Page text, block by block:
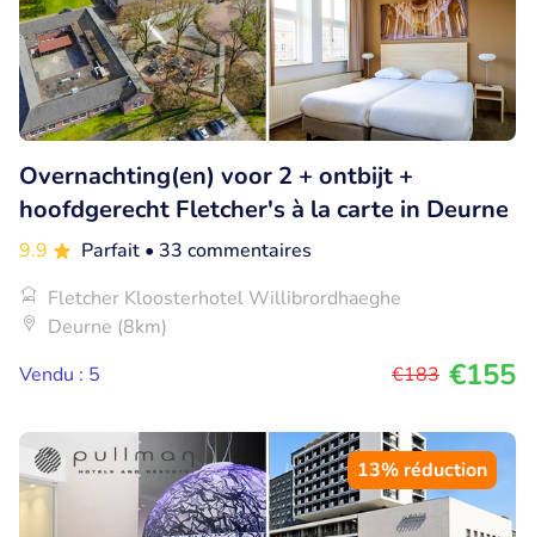
Overnachting(en) voor 2 + ontbijt +
hoofdgerecht Fletcher's à la carte in Deurne
9.9 Parfait • 33 commentaires
Fletcher Kloosterhotel Willibrordhaeghe
Deurne (8km)
Vendu : 5
€183 €155
13% réduction